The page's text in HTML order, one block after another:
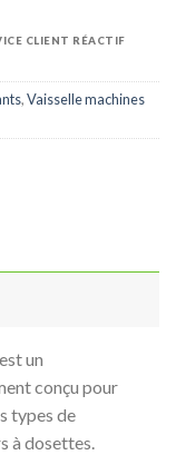
CLIENT RÉACTIF
,Vaisselle machines
un
conçu pour
types de
à dosettes.